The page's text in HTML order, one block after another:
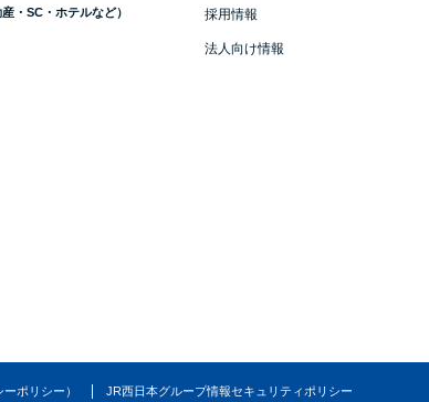
・SC・ホテルなど） 採用情報
法人向け情報
ポリシー） JR西日本グループ情報セキュリティポリシー